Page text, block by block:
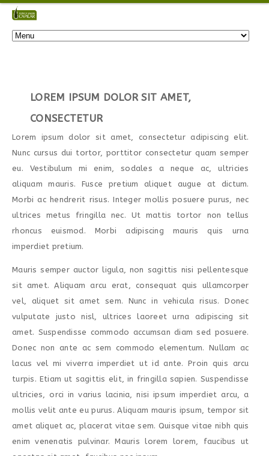
LOREM IPSUM DOLOR SIT AMET,
CONSECTETUR
Lorem ipsum dolor sit amet, consectetur adipiscing elit.
Nunc cursus dui tortor, porttitor consectetur quam semper
eu. Vestibulum mi enim, sodales a neque ac, ultricies
aliquam mauris. Fusce pretium aliquet augue at dictum.
Morbi ac hendrerit risus. Integer mollis posuere purus, nec
ultrices metus fringilla nec. Ut mattis tortor non tellus
rhoncus euismod. Morbi adipiscing mauris quis urna
imperdiet pretium.
Mauris semper auctor ligula, non sagittis nisi pellentesque
sit amet. Aliquam arcu erat, consequat quis ullamcorper
vel, aliquet sit amet sem. Nunc in vehicula risus. Donec
vulputate justo nisl, ultrices laoreet urna adipiscing sit
amet. Suspendisse commodo accumsan diam sed posuere.
Donec non ante ac sem commodo elementum. Nullam ac
lacus vel mi viverra imperdiet ut id ante. Proin quis arcu
turpis. Etiam ut sagittis elit, in fringilla sapien. Suspendisse
ultricies, orci in varius lacinia, nisi ipsum imperdiet arcu, a
mollis velit ante eu purus. Aliquam mauris ipsum, tempor sit
amet aliquet ac, placerat vitae sem. Quisque vitae nibh quis
enim venenatis pulvinar. Mauris lorem lorem, faucibus ut